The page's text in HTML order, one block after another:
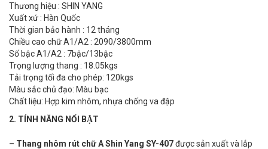
Thương hiệu : SHIN YANG
Xuất xứ : Hàn Quốc
Thời gian bảo hành : 12 tháng
Chiều cao chữ A1/A2 : 2090/3800mm
Số bậc A1/A2 : 7bậc/13bậc
Trọng lượng thang : 18.05kgs
Tải trọng tối đa cho phép: 120kgs
Màu sắc chủ đạo: Màu bạc
Chất liệu: Hợp kim nhôm, nhựa chống va đập
2. TÍNH NĂNG NỔI BẬT
– Thang nhôm rút chữ A Shin Yang SY-407được sản xuất và lắp